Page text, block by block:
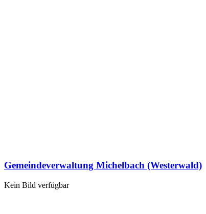
Gemeindeverwaltung Michelbach (Westerwald)
Kein Bild verfügbar